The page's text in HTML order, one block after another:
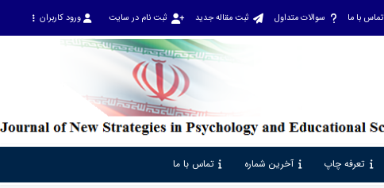
تماس با ما سوالات متداول ثبت مقاله جدید ثبت نام در سایت ورود کاربران
تعرفه چاپ آخرین شماره تماس با ما